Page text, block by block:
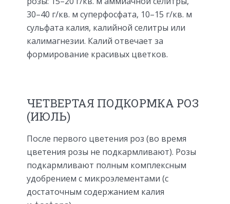
30–40 г/кв. м суперфос­фата, 10–15 г/кв. м
сульфата калия, калийной селитры или
калимагнезии. Калий отвеча­ет за
формирование красивых цветков.
ЧЕТВЕРТАЯ ПОДКОРМКА РОЗ
(ИЮЛЬ)
После первого цветения роз (во время
цветения розы не подкармли­вают). Розы
подкармливают полным ком­плексным
удобрением с микроэлемента­ми (с
достаточным содержанием калия